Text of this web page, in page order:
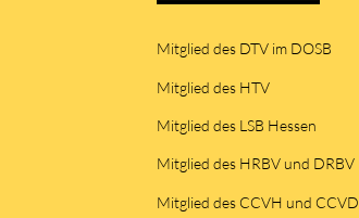
Mitglied des DTV im DOSB
Mitglied des HTV
Mitglied des LSB Hessen
Mitglied des HRBV und DRBV
Mitglied des CCVH und CCVD